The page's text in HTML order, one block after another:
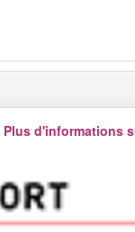
Plus d'informations